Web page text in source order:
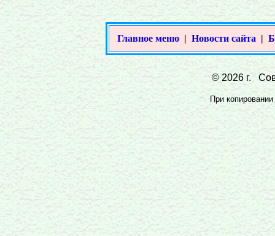
Главное меню | Новости сайта |
© 2026 г.
При